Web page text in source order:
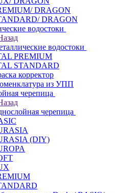
DRAGON
DRAGON
водостоки
водостоки
PREMIUM
STANDARD
корректор
из УПП
черепица
черепица
(DIY)